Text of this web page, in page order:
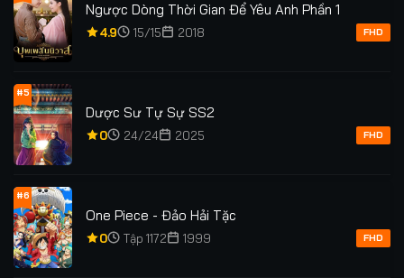
Ngược Dòng Thời Gian Để Yêu Anh Phần 1
4.9 15/15 2018 FHD
#5
Dược Sư Tự Sự SS2
0 24/24 2025 FHD
#6
One Piece - Đảo Hải Tặc
0 Tập 1172 1999 FHD